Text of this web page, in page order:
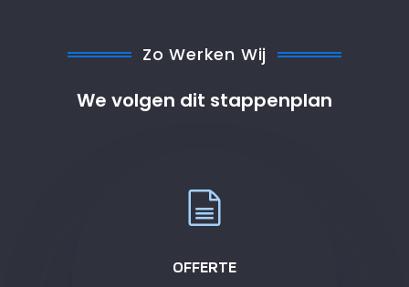
Zo Werken Wij
We volgen dit stappenplan
OFFERTE